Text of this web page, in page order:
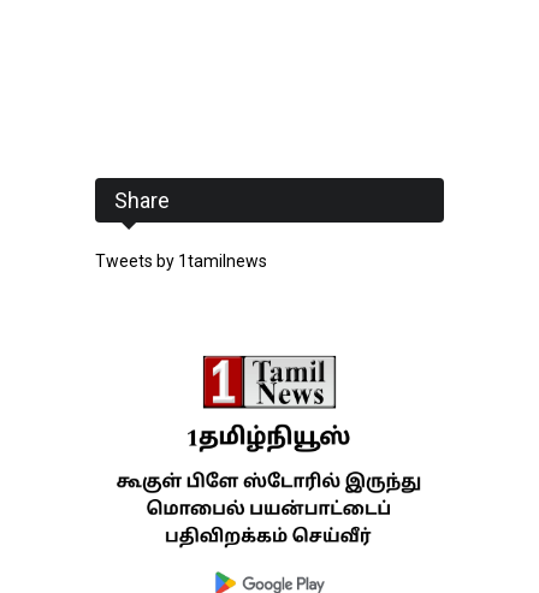
Share
Tweets by 1tamilnews